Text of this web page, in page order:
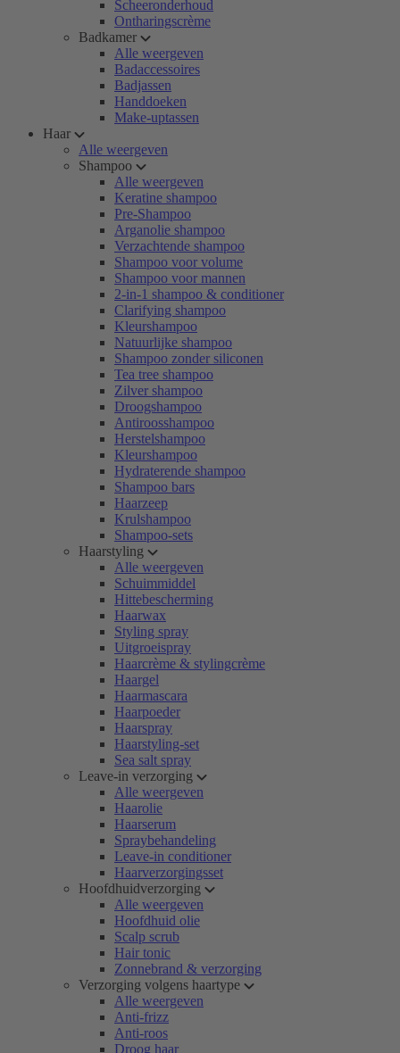
Scheeronderhoud
Ontharingscrème
Badkamer
Alle weergeven
Badaccessoires
Badjassen
Handdoeken
Make-uptassen
Haar
Alle weergeven
Shampoo
Alle weergeven
Keratine shampoo
Pre-Shampoo
Arganolie shampoo
Verzachtende shampoo
Shampoo voor volume
Shampoo voor mannen
2-in-1 shampoo & conditioner
Clarifying shampoo
Kleurshampoo
Natuurlijke shampoo
Shampoo zonder siliconen
Tea tree shampoo
Zilver shampoo
Droogshampoo
Antiroosshampoo
Herstelshampoo
Kleurshampoo
Hydraterende shampoo
Shampoo bars
Haarzeep
Krulshampoo
Shampoo-sets
Haarstyling
Alle weergeven
Schuimmiddel
Hittebescherming
Haarwax
Styling spray
Uitgroeispray
Haarcrème & stylingcrème
Haargel
Haarmascara
Haarpoeder
Haarspray
Haarstyling-set
Sea salt spray
Leave-in verzorging
Alle weergeven
Haarolie
Haarserum
Spraybehandeling
Leave-in conditioner
Haarverzorgingsset
Hoofdhuidverzorging
Alle weergeven
Hoofdhuid olie
Scalp scrub
Hair tonic
Zonnebrand & verzorging
Verzorging volgens haartype
Alle weergeven
Anti-frizz
Anti-roos
Droog haar